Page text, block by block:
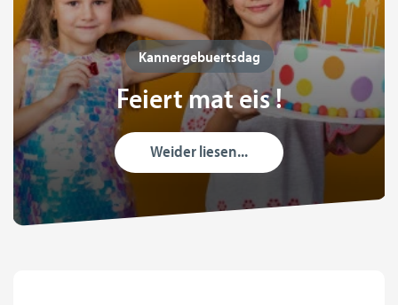
Kannergebuertsdag
Feiert mat eis !
Weider liesen...